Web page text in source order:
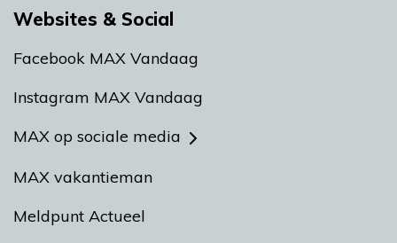
Websites & Social
Facebook MAX Vandaag
Instagram MAX Vandaag
MAX op sociale media
MAX vakantieman
Meldpunt Actueel